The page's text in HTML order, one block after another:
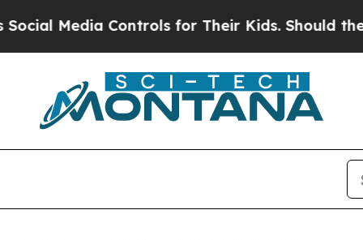
Media Controls for Their Kids. Should the US?